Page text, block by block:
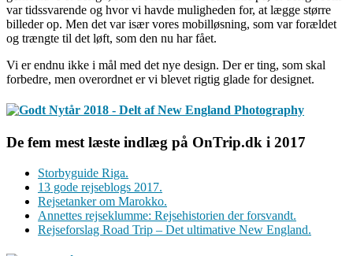
var tidssvarende og hvor vi havde muligheden for, at lægge større
billeder op. Men det var især vores mobilløsning, som var forældet
og trængte til det løft, som den nu har fået.
Vi er endnu ikke i mål med det nye design. Der er ting, som skal
forbedre, men overordnet er vi blevet rigtig glade for designet.
De fem mest læste indlæg på OnTrip.dk i 2017
Storbyguide Riga.
13 gode rejseblogs 2017.
Rejsetanker om Marokko.
Annettes rejseklumme: Rejsehistorien der forsvandt.
Rejseforslag Road Trip – Det ultimative New England.